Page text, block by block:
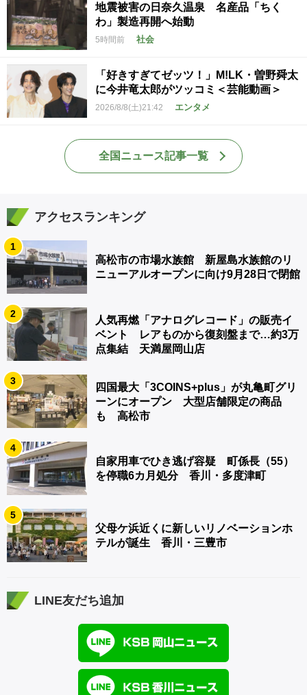
地震被害の日奈久温泉 名産品「ちく
わ」製造再開へ始動
5時間前 社会
「好きすぎてゼッツ！」M!LK・曽野舜太
に今井竜太郎がツッコミ＜芸能動画＞
2026/8/8(土)21:42 エンタメ
全国ニュース記事一覧
アクセスランキング
1
高松市の市場水族館 新屋島水族館のリ
ニューアルオープンに向け9月28日で閉館
2
人気再燃「アナログレコード」の販売イ
ベント レアものから復刻盤まで…約3万
点集結 天満屋岡山店
3
四国最大「3COINS+plus」が丸亀町グリ
ーンにオープン 大型店舗限定の商品
も 高松市
4
自家用車でひき逃げ容疑 町係長（55）
を停職6カ月処分 香川・多度津町
5
父母ケ浜近くに新しいリノベーションホ
テルが誕生 香川・三豊市
LINE友だち追加